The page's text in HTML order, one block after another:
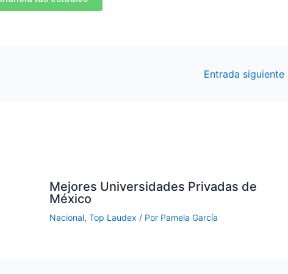
Entrada siguiente
Mejores Universidades Privadas de
México
Nacional, Top Laudex / Por Pamela García